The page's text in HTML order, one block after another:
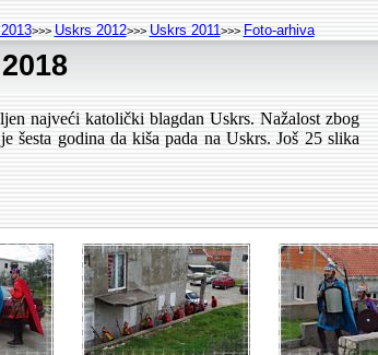
>>> Uskrs 2012>>> Uskrs 2011>>> Foto-arhiva
najveći katolički blagdan Uskrs. Nažalost zbog
godina da kiša pada na Uskrs. Još 25 slika